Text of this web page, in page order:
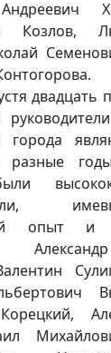
Козлов,
двадцать
города
годы
опыт и